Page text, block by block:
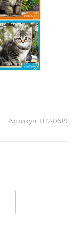
Артикул: П12-0619